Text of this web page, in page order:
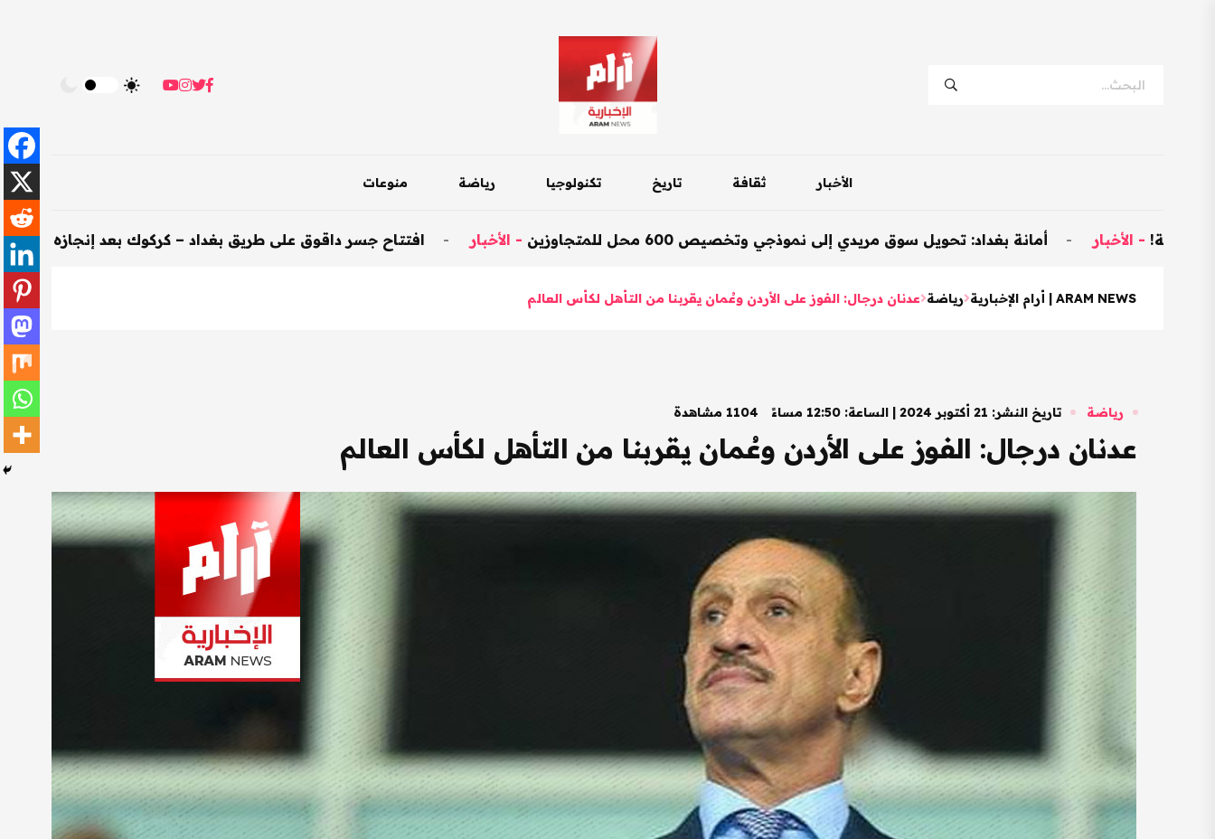
الأخبار ثقافة تاريخ تكنولوجيا رياضة منوعات
افتتاح جسر داقوق على طريق بغداد – كركوك بعد إنجازه خلال 200 يوم - - أمانة بغداد: تحويل سوق مريدي إلى نموذجي وتخصيص 600 محل للمتجاوزين -الأخبار - الأخبار
ARAM NEWS | أرام الإخبارية رياضة عدنان درجال: الفوز على الأردن وعُمان يقربنا من التأهل لكأس العالم
رياضة تاريخ النشر: 21 أكتوبر 2024 | الساعة: 12:50 مساءً 1104 مشاهدة
عدنان درجال: الفوز على الأردن وعُمان يقربنا من التأهل لكأس العالم